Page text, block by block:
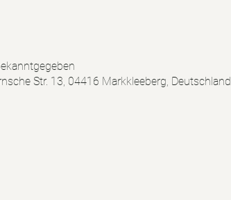
Str. 13, 04416 Markkleeberg, Deutschland